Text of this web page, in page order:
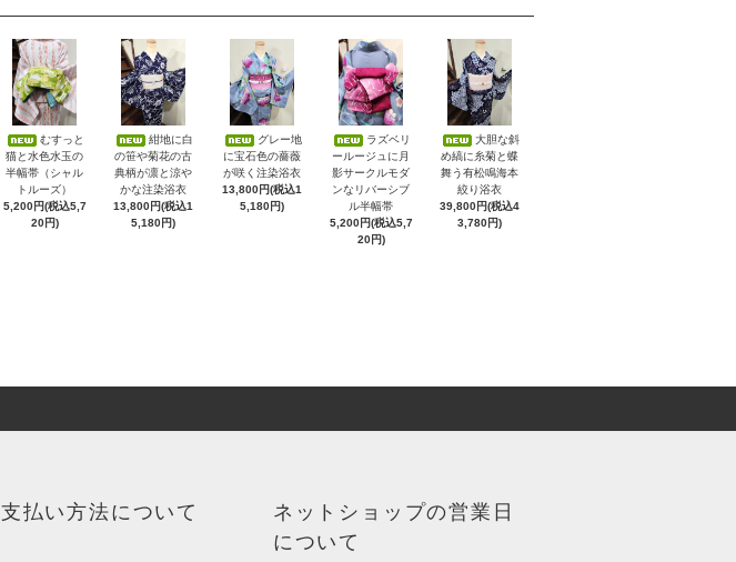
むすっと
猫と水色水玉の
半幅帯（シャル
トルーズ）
5,200円(税込5,7
20円)
紺地に白
の笹や菊花の古
典柄が凛と涼や
かな注染浴衣
13,800円(税込1
5,180円)
グレー地
に宝石色の薔薇
が咲く注染浴衣
13,800円(税込1
5,180円)
ラズベリ
ールージュに月
影サークルモダ
ンなリバーシブ
ル半幅帯
5,200円(税込5,7
20円)
大胆な斜
め縞に糸菊と蝶
舞う有松鳴海本
絞り浴衣
39,800円(税込4
3,780円)
支払い方法について
ネットショップの営業日
について